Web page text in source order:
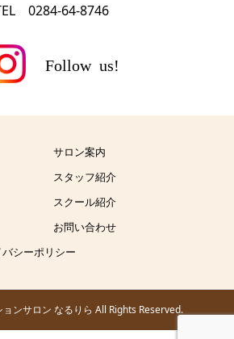
0284-64-8746
サロン案内
スタッフ紹介
スクール紹介
お問い合わせ
シーポリシー
ンサロン なるりら All Rights Reserved.